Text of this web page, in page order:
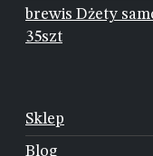
brewis Dżety
35szt
Sklep
Blog